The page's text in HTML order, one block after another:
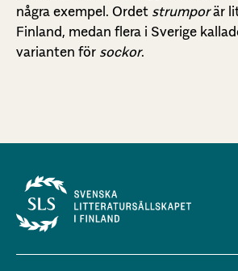
några exempel. Ordet strumporär
Finland, medan flera i Sverige
varianten för sockor.